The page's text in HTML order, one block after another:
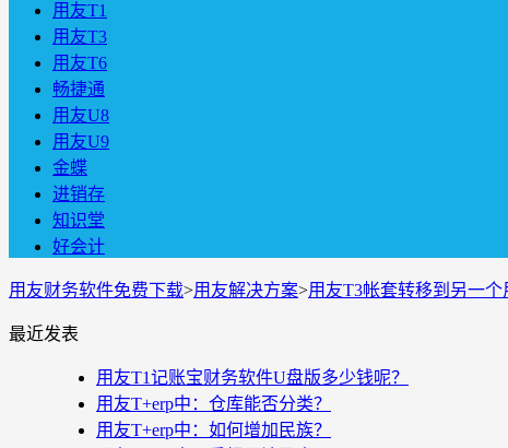
用友T1
用友T3
用友T6
畅捷通
用友U8
用友U9
金蝶
进销存
知识堂
好会计
用友财务软件免费下载>用友解决方案>用友T3帐套转移到另一
最近发表
用友T1记账宝财务软件U盘版多少钱呢？
用友T+erp中：仓库能否分类？
用友T+erp中：如何增加民族？